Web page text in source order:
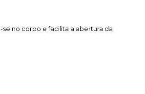
se no corpo e facilita a abertura da